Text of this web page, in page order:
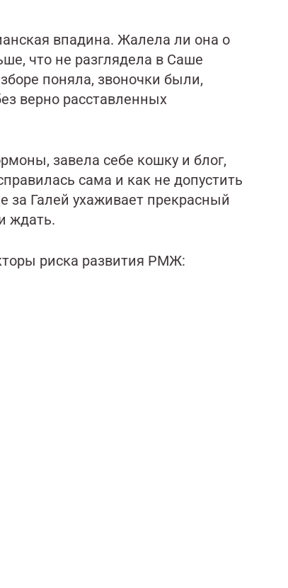
впадина. Жалела ли она о
что не разглядела в Саше
поняла, звоночки были,
верно расставленных
завела себе кошку и блог,
сама и как не допустить
Галей ухаживает прекрасный
ждать.
риска развития РМЖ: